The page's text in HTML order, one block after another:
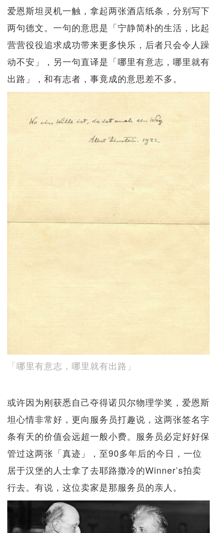
爱恩斯坦灵机一触，拿起两张酒店纸条，分别写下
两句德文。一句的意思是「宁静简朴的生活，比起
营营役役追求成功带来更多快乐，后者只会令人躁
动不安」，另一句直译是「哪里有意志，哪里就有
出路」，和有志者，事竟成的意思差不多。
「哪里有意志，哪里就有出路」
或许因为刚获悉自己夺得诺贝尔物理学奖，爱恩斯
坦心情非常好，更向服务员打趣说，这两张签名字
条有天的价值会远超一般小费。服务员必定好好保
管过这两张「真迹」，至90多年后的今日，一位
居于汉堡的人士拿了去耶路撒冷的Winner’s拍卖
行去。有说，这位卖家是那服务员的亲人。